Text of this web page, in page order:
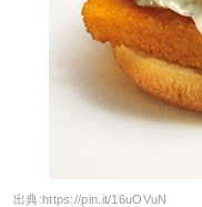
出典:https://pin.it/16uOVuN